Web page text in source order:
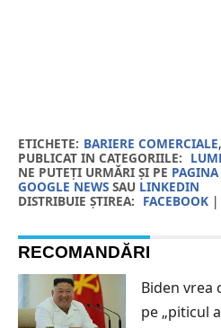
ETICHETE: BARIERE COMERCIALE,
PUBLICAT IN CATEGORIILE:
NE PUTEȚI URMĂRI ȘI PE
GOOGLE NEWSSAU LINKEDIN
DISTRIBUIE ȘTIREA: FACEBOOK|
RECOMANDĂRI
Biden vrea
pe „piticul